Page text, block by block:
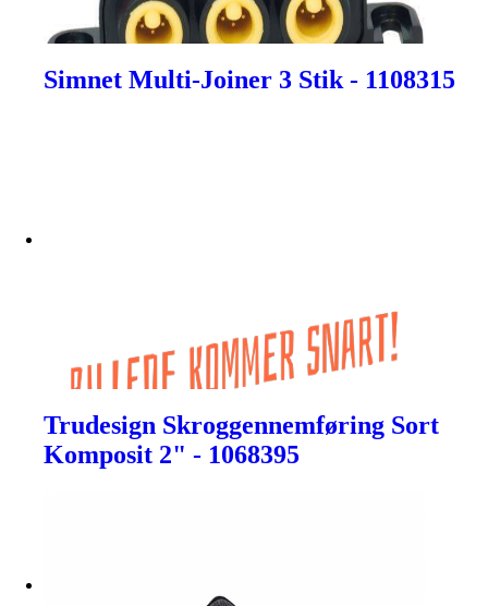
Simnet Multi-Joiner 3 Stik - 1108315
Trudesign Skroggennemføring Sort
Komposit 2" - 1068395